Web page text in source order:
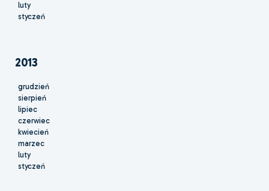
luty
styczeń
2013
grudzień
sierpień
lipiec
czerwiec
kwiecień
marzec
luty
styczeń